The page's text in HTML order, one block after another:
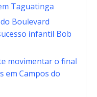
Taguatinga
Boulevard
infantil Bob
movimentar o final
em Campos do